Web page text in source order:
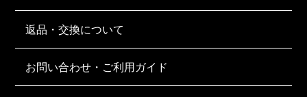
返品・交換について
お問い合わせ・ご利用ガイド